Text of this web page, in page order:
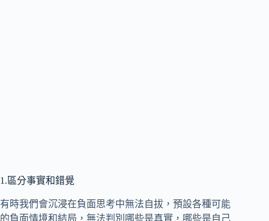
1.區分事實和錯覺
有時我們會沉浸在負面思考中無法自拔，預設各種可能
的負面情境和結局，無法判別哪些是真實，哪些是自己